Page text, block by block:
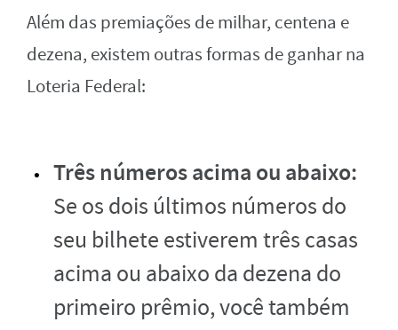
Além das premiações de milhar, centena e
dezena, existem outras formas de ganhar na
Loteria Federal:
Três números acima ou abaixo:
Se os dois últimos números do
seu bilhete estiverem três casas
acima ou abaixo da dezena do
primeiro prêmio, você também